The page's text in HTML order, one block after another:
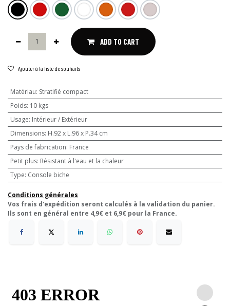
ADD TO CART
Ajouter à la liste de souhaits
Matériau: Stratifié compact
Poids: 10 kgs
Usage: Intérieur / Extérieur
Dimensions: H.92 x L.96 x P.34 cm
Pays de fabrication: France
Petit plus: Résistant à l'eau et la chaleur
Type: Console biche
Conditions générales
Vos frais d'expédition seront calculés à la validation du panier.
Ils sont en général entre 4,9€ et 6,9€ pour la France.